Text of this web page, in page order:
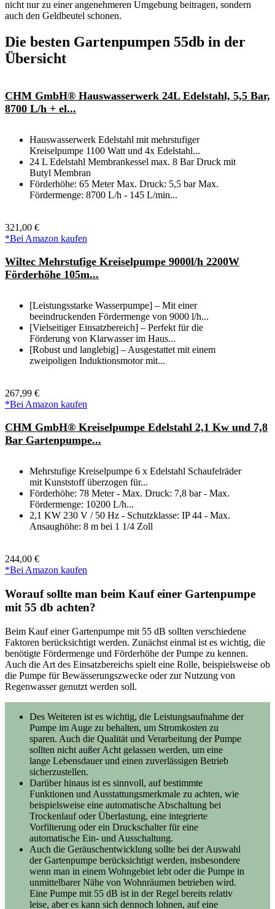
nicht nur zu einer angenehmeren Umgebung beitragen, sondern
auch den Geldbeutel schonen.
Die besten Gartenpumpen 55db in der
Übersicht
CHM GmbH® Hauswasserwerk 24L Edelstahl, 5,5 Bar,
8700 L/h + el...
Hauswasserwerk Edelstahl mit mehrstufiger
Kreiselpumpe 1100 Watt und 4x Edelstahl...
24 L Edelstahl Membrankessel max. 8 Bar Druck mit
Butyl Membran
Förderhöhe: 65 Meter Max. Druck: 5,5 bar Max.
Fördermenge: 8700 L/h - 145 L/min...
321,00 €
*Bei Amazon kaufen
Wiltec Mehrstufige Kreiselpumpe 9000l/h 2200W
Förderhöhe 105m...
[Leistungsstarke Wasserpumpe] – Mit einer
beeindruckenden Fördermenge von 9000 l/h...
[Vielseitiger Einsatzbereich] – Perfekt für die
Förderung von Klarwasser im Haus...
[Robust und langlebig] – Ausgestattet mit einem
zweipoligen Induktionsmotor mit...
267,99 €
*Bei Amazon kaufen
CHM GmbH® Kreiselpumpe Edelstahl 2,1 Kw und 7,8
Bar Gartenpumpe...
Mehrstufige Kreiselpumpe 6 x Edelstahl Schaufelräder
mit Kunststoff überzogen für...
Förderhöhe: 78 Meter - Max. Druck: 7,8 bar - Max.
Fördermenge: 10200 L/h...
2,1 KW 230 V / 50 Hz - Schutzklasse: IP 44 - Max.
Ansaughöhe: 8 m bei 1 1/4 Zoll
244,00 €
*Bei Amazon kaufen
Worauf sollte man beim Kauf einer Gartenpumpe
mit 55 db achten?
Beim Kauf einer Gartenpumpe mit 55 dB sollten verschiedene
Faktoren berücksichtigt werden. Zunächst einmal ist es wichtig, die
benötigte Fördermenge und Förderhöhe der Pumpe zu kennen.
Auch die Art des Einsatzbereichs spielt eine Rolle, beispielsweise ob
die Pumpe für Bewässerungszwecke oder zur Nutzung von
Regenwasser genutzt werden soll.
Des Weiteren ist es wichtig, die Leistungsaufnahme der
Pumpe im Auge zu behalten, um Stromkosten zu
sparen. Auch die Qualität und Verarbeitung der Pumpe
sollten nicht außer Acht gelassen werden, um eine
lange Lebensdauer und einen zuverlässigen Betrieb
sicherzustellen.
Darüber hinaus ist es sinnvoll, auf bestimmte
Funktionen und Ausstattungsmerkmale zu achten, wie
beispielsweise eine automatische Abschaltung bei
Trockenlauf oder Überlastung, eine integrierte
Vorfilterung oder ein Druckschalter für eine
automatische Ein- und Ausschaltung.
Auch die Geräuschentwicklung sollte bei der Auswahl
der Gartenpumpe berücksichtigt werden, insbesondere
wenn man in einem Wohngebiet lebt oder die Pumpe in
unmittelbarer Nähe von Wohnräumen betrieben wird.
Eine Pumpe mit 55 dB ist in der Regel bereits relativ
leise, aber es kann sich dennoch lohnen, auf eine